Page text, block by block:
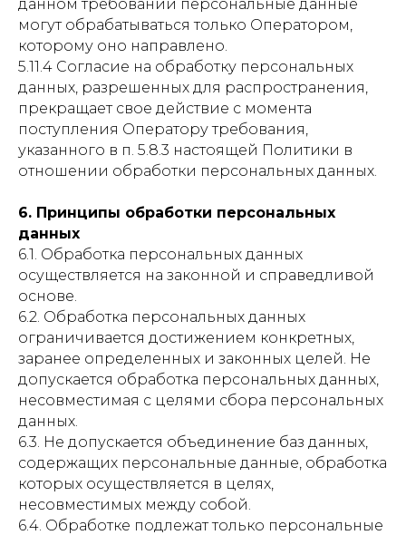
данном требовании персональные данные
могут обрабатываться только Оператором,
которому оно направлено.
5.11.4 Согласие на обработку персональных
данных, разрешенных для распространения,
прекращает свое действие с момента
поступления Оператору требования,
указанного в п. 5.8.3 настоящей Политики в
отношении обработки персональных данных.
6. Принципы обработки персональных
данных
6.1. Обработка персональных данных
осуществляется на законной и справедливой
основе.
6.2. Обработка персональных данных
ограничивается достижением конкретных,
заранее определенных и законных целей. Не
допускается обработка персональных данных,
несовместимая с целями сбора персональных
данных.
6.3. Не допускается объединение баз данных,
содержащих персональные данные, обработка
которых осуществляется в целях,
несовместимых между собой.
6.4. Обработке подлежат только персональные